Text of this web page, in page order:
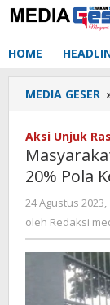
Lewati
ke
HOME
MEDIA GESER
Aksi Unjuk
20% Pola
24 Agustus 2023,
oleh Redaksi